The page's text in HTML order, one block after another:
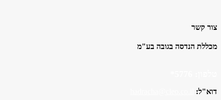
צור קשר
מכללת הנדסה בגובה בע"מ
דוא"ל: